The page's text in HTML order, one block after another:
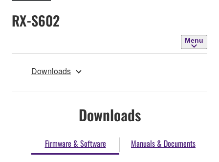
RX-S602
Menu
Downloads
Downloads
Firmware & Software Manuals & Documents